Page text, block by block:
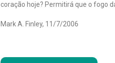
coração hoje? Permitirá que o fogo
Mark A. Finley, 11/7/2006